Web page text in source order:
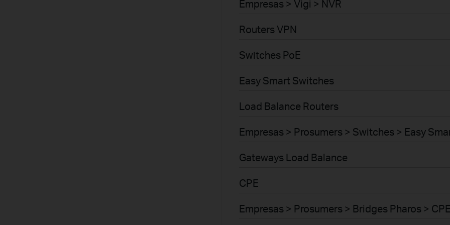
Empresas > Vigi > NVR
Routers VPN
Switches PoE
Easy Smart Switches
Load Balance Routers
Empresas > Prosumers > Switches > Easy
Gateways Load Balance
CPE
Empresas > Prosumers > Bridges Pharos >